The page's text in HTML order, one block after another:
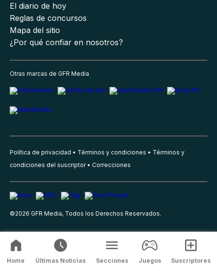
El diario de hoy
Reglas de concursos
Mapa del sitio
¿Por qué confiar en nosotros?
Otras marcas de GFR Media
Política de privacidad Términos y condiciones
Términos y
condiciones del suscriptor
Correcciones
©2026 GFR Media, Todos los Derechos Reservados.
Home Últimas Noticias Secciones Juegos Suscriptores